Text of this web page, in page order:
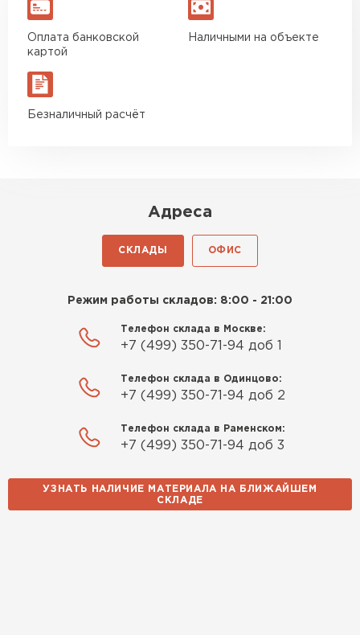
Оплата банковской
картой
Наличными на объекте
Безналичный расчёт
Адреса
СКЛАДЫ ОФИС
Режим работы складов: 8:00 - 21:00
Телефон склада в Москве:
+7 (499) 350-71-94 доб 1
Телефон склада в Одинцово:
+7 (499) 350-71-94 доб 2
Телефон склада в Раменском:
+7 (499) 350-71-94 доб 3
УЗНАТЬ НАЛИЧИЕ МАТЕРИАЛА НА БЛИЖАЙШЕМ
СКЛАДЕ